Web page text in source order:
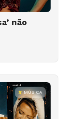
não
MÚSICA